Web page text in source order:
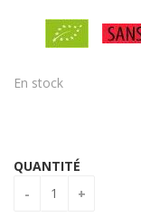
En stock
QUANTITÉ